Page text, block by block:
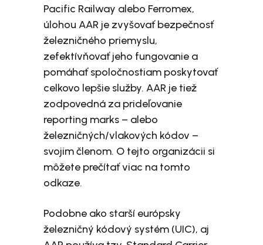
Pacific Railway alebo Ferromex,
úlohou AAR je zvyšovať bezpečnosť
železničného priemyslu,
zefektívňovať jeho fungovanie a
pomáhať spoločnostiam poskytovať
celkovo lepšie služby. AAR je tiež
zodpovedná za prideľovanie
reporting marks – alebo
železničných/vlakových kódov –
svojim členom. O tejto organizácii si
môžete prečítať viac na tomto
odkaze.
Podobne ako starší európsky
železničný kódový systém (UIC), aj